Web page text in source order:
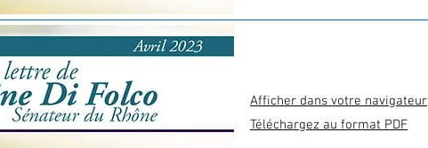
Afficher dans votre navigateur
Téléchargez au format PDF